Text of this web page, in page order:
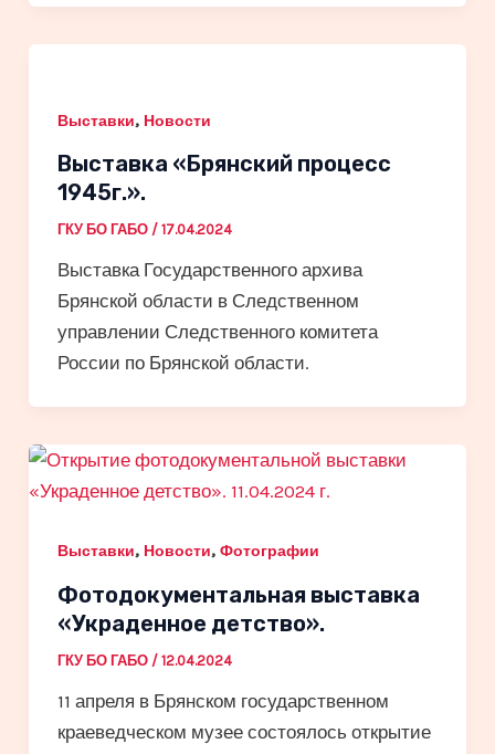
Выставки, Новости
Выставка «Брянский процесс
1945г.».
ГКУ БО ГАБО / 17.04.2024
Выставка Государственного архива
Брянской области в Следственном
управлении Следственного комитета
России по Брянской области.
Выставки, Новости, Фотографии
Фотодокументальная выставка
«Украденное детство».
ГКУ БО ГАБО / 12.04.2024
11 апреля в Брянском государственном
краеведческом музее состоялось открытие